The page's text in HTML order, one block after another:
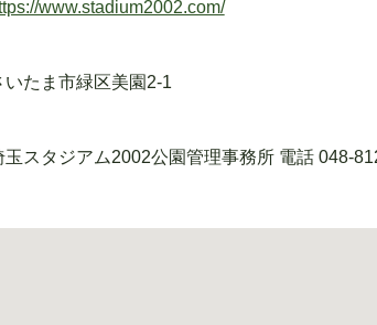
www.stadium2002.com/
いたま市緑区美園2-1
玉スタジアム2002公園管理事務所 電話 048-